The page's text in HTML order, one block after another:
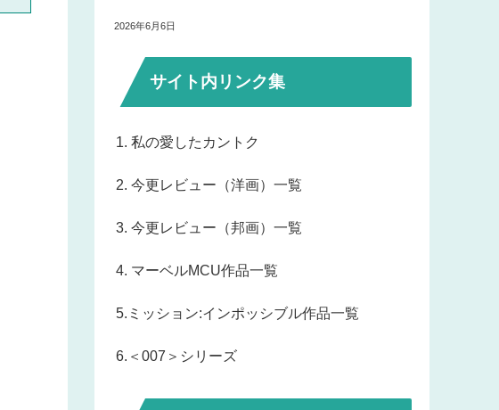
2026年6月6日
サイト内リンク集
1. 私の愛したカントク
2. 今更レビュー（洋画）一覧
3. 今更レビュー（邦画）一覧
4. マーベルMCU作品一覧
5.ミッション:インポッシブル作品一覧
6.＜007＞シリーズ